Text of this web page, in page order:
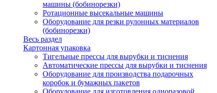
машины (бобинорезки)
Ротационные высекальные машины
Оборудование для резки рулонных материалов
(бобинорезки)
Весь раздел
Картонная упаковка
Тигельные прессы для вырубки и тиснения
Автоматические прессы для вырубки и тиснения
Оборудование для производства подарочных
коробок и бумажных пакетов
Оборудование для изготовления одноразовой